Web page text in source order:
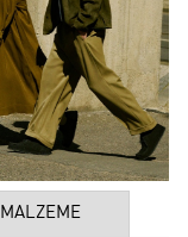
MALZEME